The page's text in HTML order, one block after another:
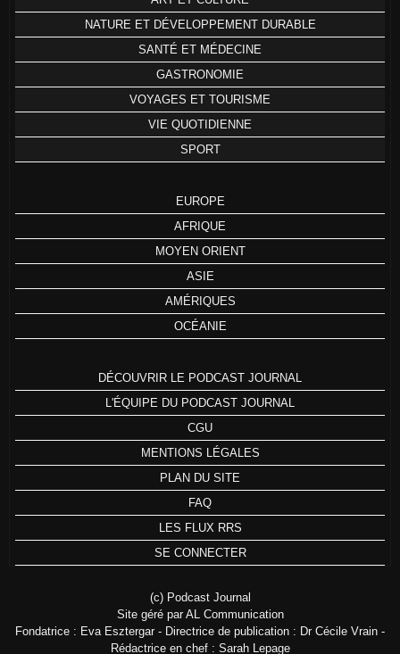
NATURE ET DÉVELOPPEMENT DURABLE
SANTÉ ET MÉDECINE
GASTRONOMIE
VOYAGES ET TOURISME
VIE QUOTIDIENNE
SPORT
EUROPE
AFRIQUE
MOYEN ORIENT
ASIE
AMÉRIQUES
OCÉANIE
DÉCOUVRIR LE PODCAST JOURNAL
L'ÉQUIPE DU PODCAST JOURNAL
CGU
MENTIONS LÉGALES
PLAN DU SITE
FAQ
LES FLUX RRS
SE CONNECTER
(c) Podcast Journal
Site géré par AL Communication
Fondatrice : Eva Esztergar - Directrice de publication : Dr Cécile Vrain -
Rédactrice en chef : Sarah Lepage